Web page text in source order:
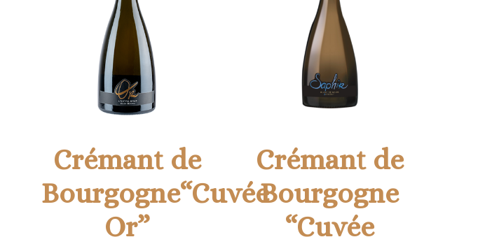
Crémant de
Bourgogne“Cuvée
Or”
Crémant de
Bourgogne
“Cuvée